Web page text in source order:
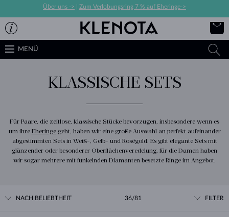
Über uns -> Zum Verlobungsring 7 % auf Eheringe->
MENÜ
KLASSISCHE SETS
Für Paare, die zeitlose, klassische Stücke bevorzugen, insbesondere wenn es
um ihre Eheringegeht, haben wir eine große Auswahl an perfekt aufeinander
abgestimmten Sets in Weiß-, Gelb- und Roségold. Es gibt elegante Sets mit
glänzender oder besonderer Oberflächenveredelung, für die Damen haben
wir sogar mehrere mit funkelnden Diamanten besetzte Ringe im Angebot.
NACH BELIEBTHEIT 36/81 FILTER